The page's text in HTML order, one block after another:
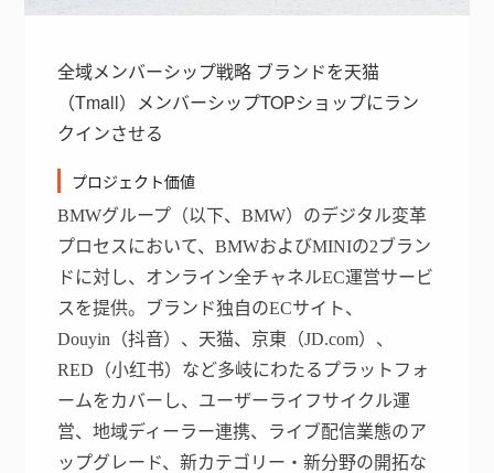
全域メンバーシップ戦略 ブランドを天猫
（Tmall）メンバーシップTOPショップにラン
クインさせる
プロジェクト価値
BMWグループ（以下、BMW）のデジタル変革
プロセスにおいて、BMWおよびMINIの2ブラン
ドに対し、オンライン全チャネルEC運営サービ
スを提供。ブランド独自のECサイト、
Douyin（抖音）、天猫、京東（JD.com）、
RED（小红书）など多岐にわたるプラットフォ
ームをカバーし、ユーザーライフサイクル運
営、地域ディーラー連携、ライブ配信業態のア
ップグレード、新カテゴリー・新分野の開拓な